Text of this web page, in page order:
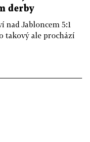
derby
nad Jabloncem 5:1
takový ale prochází